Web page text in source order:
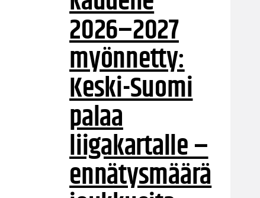
2026–2027
myönnetty:
Keski-Suomi
palaa
liigakartalle –
ennätysmäärä